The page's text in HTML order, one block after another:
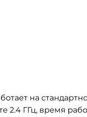
на
2.4 ГГц, время